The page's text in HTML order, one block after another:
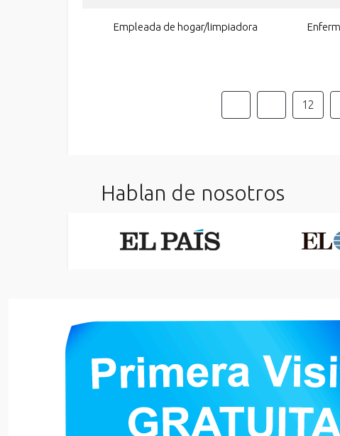
Empleada de hogar/limpiadora
12
Hablan de nosotros